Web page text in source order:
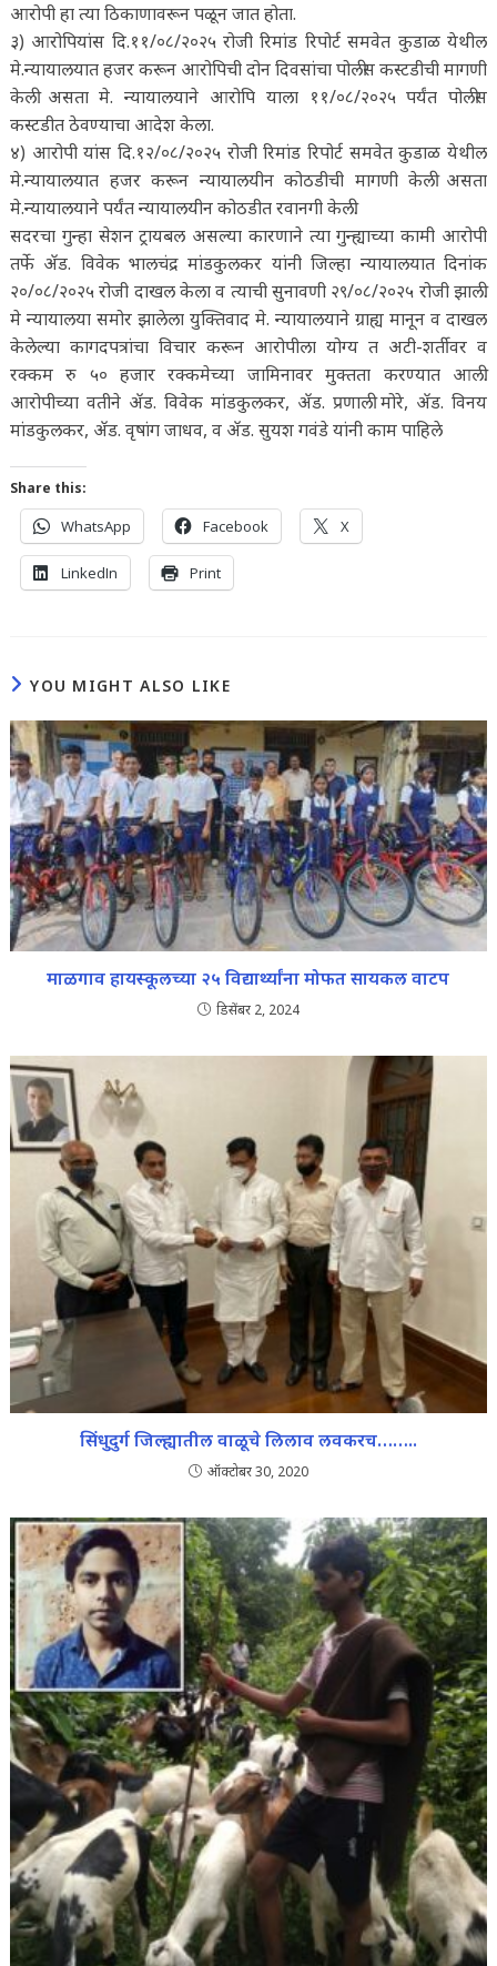
आरोपी हा त्या ठिकाणावरून पळून जात होता.
३) आरोपियांस दि.११/०८/२०२५ रोजी रिमांड रिपोर्ट समवेत कुडाळ येथील
मे.न्यायालयात हजर करून आरोपिची दोन दिवसांचा पोलीस कस्टडीची मागणी
केली असता मे. न्यायालयाने आरोपि याला ११/०८/२०२५ पर्यंत पोलीस
कस्टडीत ठेवण्याचा आदेश केला.
४) आरोपी यांस दि.१२/०८/२०२५ रोजी रिमांड रिपोर्ट समवेत कुडाळ येथील
मे.न्यायालयात हजर करून न्यायालयीन कोठडीची मागणी केली असता
मे.न्यायालयाने पर्यंत न्यायालयीन कोठडीत रवानगी केली.
सदरचा गुन्हा सेशन ट्रायबल असल्या कारणाने त्या गुन्ह्याच्या कामी आरोपी
तर्फे ॲड. विवेक भालचंद्र मांडकुलकर यांनी जिल्हा न्यायालयात दिनांक
२०/०८/२०२५ रोजी दाखल केला व त्याची सुनावणी २९/०८/२०२५ रोजी झाली.
मे न्यायालया समोर झालेला युक्तिवाद मे. न्यायालयाने ग्राह्य मानून व दाखल
केलेल्या कागदपत्रांचा विचार करून आरोपीला योग्य त अटी-शर्तीवर व
रक्कम रु ५० हजार रक्कमेच्या जामिनावर मुक्तता करण्यात आली.
आरोपीच्या वतीने ॲड. विवेक मांडकुलकर, ॲड. प्रणाली मोरे, ॲड. विनय
मांडकुलकर, ॲड. वृषांग जाधव, व ॲड. सुयश गवंडे यांनी काम पाहिले
Share this:
WhatsApp Facebook X
LinkedIn Print
YOU MIGHT ALSO LIKE
माळगाव हायस्कूलच्या २५ विद्यार्थ्यांना मोफत सायकल वाटप
डिसेंबर 2, 2024
सिंधुदुर्ग जिल्ह्यातील वाळूचे लिलाव लवकरच……..
ऑक्टोबर 30, 2020